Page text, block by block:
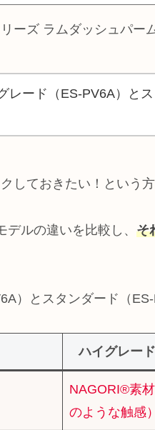
ーズ ラムダッシュパー
レード（ES-PV6A）と
しておきたい！という方
ルの違いを比較し、 そ
）とスタンダード（
ハイグレー
NAGORI®素
のような触感）